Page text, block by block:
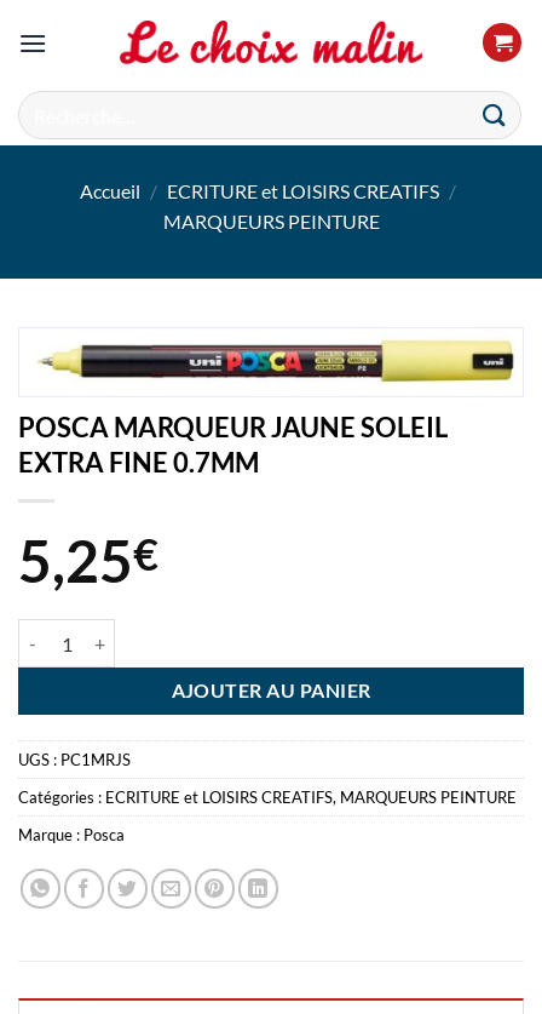
Recherche
pour :
Accueil / ECRITURE et LOISIRS CREATIFS /
MARQUEURS PEINTURE
POSCA MARQUEUR JAUNE SOLEIL
EXTRA FINE 0.7MM
5,25€
AJOUTER AU PANIER
UGS : PC1MRJS
Catégories : ECRITURE et LOISIRS CREATIFS, MARQUEURS PEINTURE
Marque : Posca